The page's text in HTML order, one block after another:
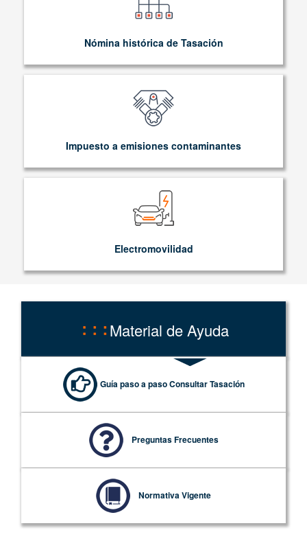
Nómina histórica de Tasación
Impuesto a emisiones contaminantes
Electromovilidad
Material de Ayuda
Guía paso a paso Consultar Tasación
Preguntas Frecuentes
Normativa Vigente